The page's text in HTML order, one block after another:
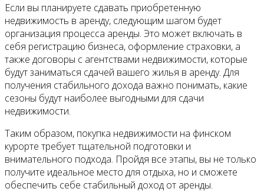
Если вы планируете сдавать приобретенную
недвижимость в аренду, следующим шагом будет
организация процесса аренды. Это может включать в
себя регистрацию бизнеса, оформление страховки, а
также договоры с агентствами недвижимости, которые
будут заниматься сдачей вашего жилья в аренду. Для
получения стабильного дохода важно понимать, какие
сезоны будут наиболее выгодными для сдачи
недвижимости.
Таким образом, покупка недвижимости на финском
курорте требует тщательной подготовки и
внимательного подхода. Пройдя все этапы, вы не только
получите идеальное место для отдыха, но и сможете
обеспечить себе стабильный доход от аренды.